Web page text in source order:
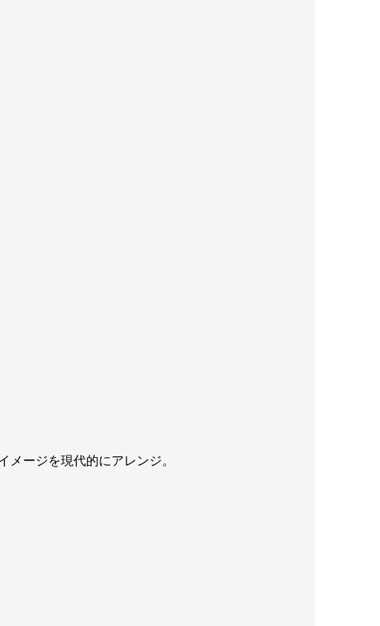
ージを現代的にアレンジ。